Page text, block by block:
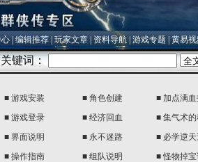
|编辑推荐|玩家文章|资料导航|游戏专题|黄易
■ 游戏安装 ■角色创建 ■加点满
■ 游戏登录 ■经济回血 ■集气术
■ 界面说明 ■ 永不迷路 ■ 必学逆
■ 操作指南 ■组队说明 ■怪物掉